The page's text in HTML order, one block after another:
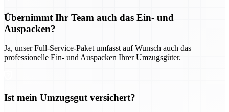
Übernimmt Ihr Team auch das Ein- und
Auspacken?
Ja, unser Full-Service-Paket umfasst auf Wunsch auch das
professionelle Ein- und Auspacken Ihrer Umzugsgüter.
Ist mein Umzugsgut versichert?